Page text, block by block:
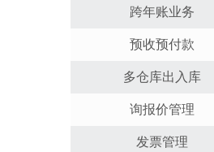
跨年账业务
预收预付款
多仓库出入库
询报价管理
发票管理